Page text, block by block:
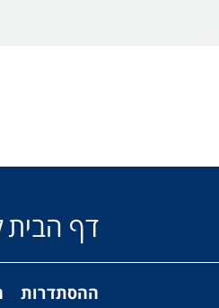
דף הבית
ההסתדרות